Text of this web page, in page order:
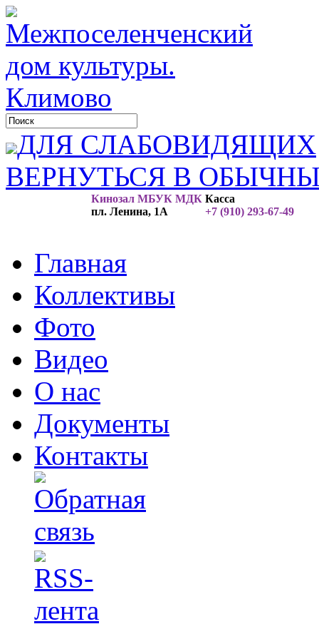
ДЛЯ СЛАБОВИДЯЩИХ
ВЕРНУТЬСЯ В
Кинозал МБУК МДК
пл. Ленина, 1А
Касса
+7 (910) 293-67-49
Главная
Коллективы
Фото
Видео
О нас
Документы
Контакты